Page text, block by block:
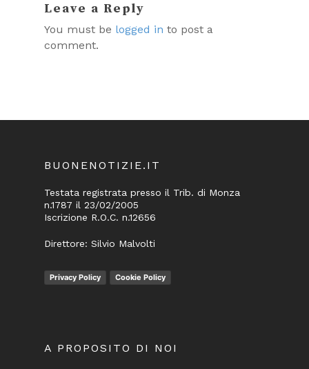
Leave a Reply
You must be logged in to post a
comment.
BUONENOTIZIE.IT
Testata registrata presso il Trib. di Monza
n.1787 il 23/02/2005
Iscrizione R.O.C. n.12656
Direttore: Silvio Malvolti
Privacy Policy Cookie Policy
A PROPOSITO DI NOI